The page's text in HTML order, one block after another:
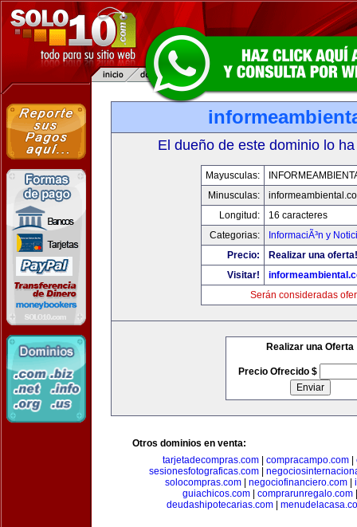
El dueño de este dominio lo
Mayusculas:
Minusculas:
Longitud:
16 caracteres
Categorias:
InformaciÃ³n y
Precio:
Realizar una oferta!
Visitar!
Serán consideradas
Realizar una Oferta
Precio Ofrecido $
Otros dominios en venta:
tarjetadecompras.com
compracampo.com
sesionesfotograficas.com
solocompras.com| negociofinanciero.com|
guiachicos.com
comprarunregalo.com
deudashipotecarias.com|